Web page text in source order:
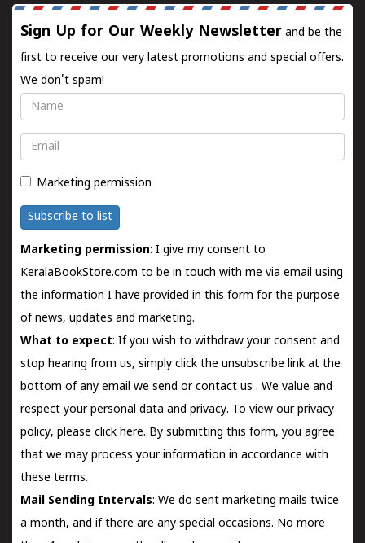
Sign Up for Our Weekly Newsletter and be the
first to receive our very latest promotions and special offers.
We don't spam!
Name
Email
Marketing permission
Subscribe to list
Marketing permission: I give my consent to
KeralaBookStore.com to be in touch with me via email using
the information I have provided in this form for the purpose
of news, updates and marketing.
What to expect: If you wish to withdraw your consent and
stop hearing from us, simply click the unsubscribe link at the
bottom of any email we send orcontact us . We value and
respect your personal data and privacy. To view our privacy
policy, please click here. By submitting this form, you agree
that we may process your information in accordance with
these terms.
Mail Sending Intervals: We do sent marketing mails twice
a month, and if there are any special occasions. No more